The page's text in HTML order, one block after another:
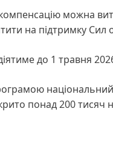
можна
на підтримку Сил
до 1 травня
понад 200 тисяч